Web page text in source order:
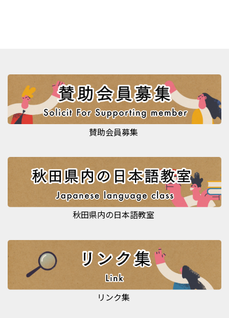
賛助会員募集
秋田県内の日本語教室
リンク集